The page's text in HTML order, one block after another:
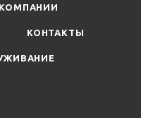
КОНТАКТЫ